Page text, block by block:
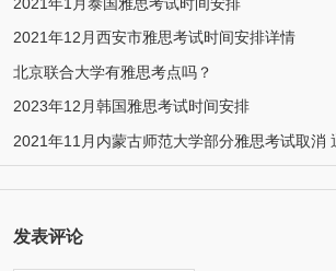
2021年12月西安市雅思考试时间安排详情
北京联合大学有雅思考点吗？
2023年12月韩国雅思考试时间安排
2021年11月内蒙古师范大学部分雅思考试取消
发表评论